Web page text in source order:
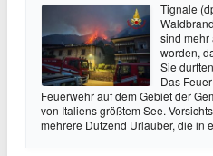
Tignale
sind mehr
worden,
Sie
Das
Feuerwehr auf dem Gebiet der
von Italiens größtem See.
mehrere Dutzend Urlauber, die in